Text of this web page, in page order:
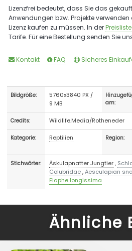
Lizenzfrei bedeutet, dass Sie das
Anwendungen bzw. Projekte
Lizenz kaufen zu müssen. In derPreisliste
Tarife. Für eine Bestellung senden Sie
Kontakt FAQ Sicheres
Bildgröße:
5760x3840 PX /
9 MB
am:
Credits: Wildlife.Media/Rotheneder
Kategorie: Reptilien Region:
Stichwörter: Äskulapnatter Jungtier,
Colubridae,Aesculapian
Elaphe longissima
Ähnliche